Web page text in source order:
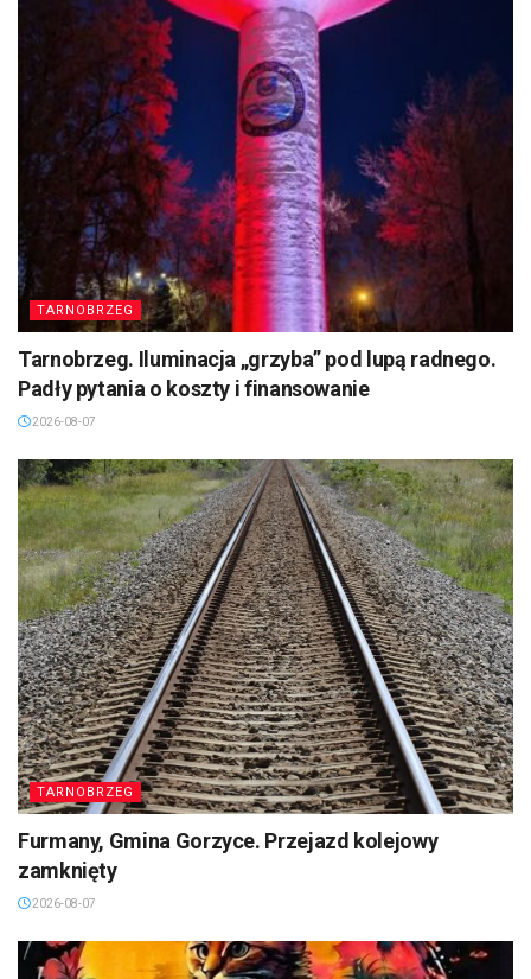
TARNOBRZEG
Tarnobrzeg. Iluminacja „grzyba” pod lupą radnego.
Padły pytania o koszty i finansowanie
2026-08-07
TARNOBRZEG
Furmany, Gmina Gorzyce. Przejazd kolejowy
zamknięty
2026-08-07